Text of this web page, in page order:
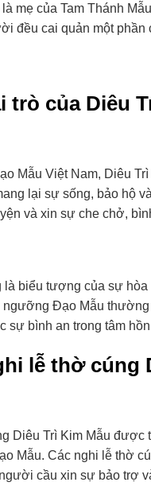
mẹ của Tam Thánh
đều cai quản một phần
trò của Diêu
Mẫu Việt Nam, Diêu
lại sự sống, bảo hộ
và xin sự che chở,
là biểu tượng của sự
ngưỡng Đạo Mẫu thường
sự bình an trong tâm
lễ thờ cúng
Diêu Trì Kim Mẫu được
Mẫu. Các nghi lễ thờ
cầu xin sự bảo trợ